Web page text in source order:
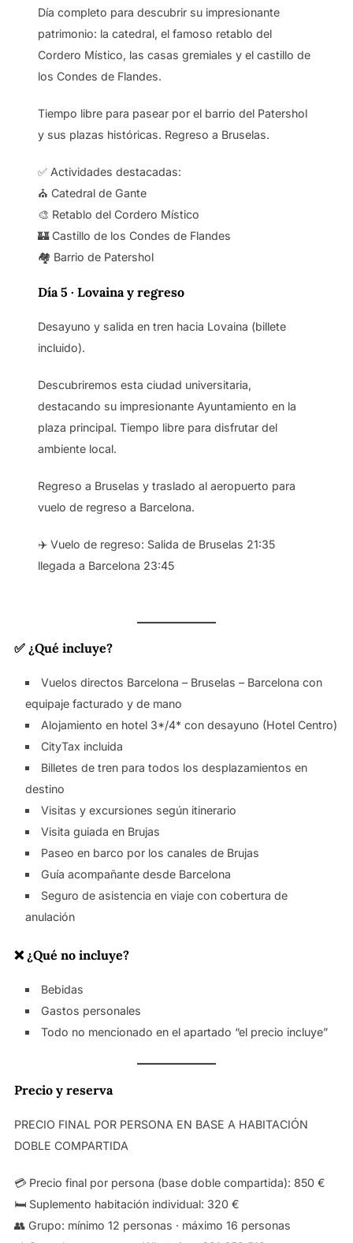
Día completo para descubrir su impresionante
patrimonio: la catedral, el famoso retablo del
Cordero Místico, las casas gremiales y el castillo de
los Condes de Flandes.
Tiempo libre para pasear por el barrio del Patershol
y sus plazas históricas. Regreso a Bruselas.
✅ Actividades destacadas:
⛪ Catedral de Gante
🎨 Retablo del Cordero Místico
🏰 Castillo de los Condes de Flandes
🏘️ Barrio de Patershol
Día 5 · Lovaina y regreso
Desayuno y salida en tren hacia Lovaina (billete
incluido).
Descubriremos esta ciudad universitaria,
destacando su impresionante Ayuntamiento en la
plaza principal. Tiempo libre para disfrutar del
ambiente local.
Regreso a Bruselas y traslado al aeropuerto para
vuelo de regreso a Barcelona.
✈️ Vuelo de regreso: Salida de Bruselas 21:35
llegada a Barcelona 23:45
✅ ¿Qué incluye?
Vuelos directos Barcelona – Bruselas – Barcelona con
equipaje facturado y de mano
Alojamiento en hotel 3*/4* con desayuno (Hotel Centro)
CityTax incluida
Billetes de tren para todos los desplazamientos en
destino
Visitas y excursiones según itinerario
Visita guiada en Brujas
Paseo en barco por los canales de Brujas
Guía acompañante desde Barcelona
Seguro de asistencia en viaje con cobertura de
anulación
❌ ¿Qué no incluye?
Bebidas
Gastos personales
Todo no mencionado en el apartado “el precio incluye”
Precio y reserva
PRECIO FINAL POR PERSONA EN BASE A HABITACIÓN
DOBLE COMPARTIDA
💳 Precio final por persona (base doble compartida): 850 €
🛏️ Suplemento habitación individual: 320 €
👥 Grupo: mínimo 12 personas · máximo 16 personas